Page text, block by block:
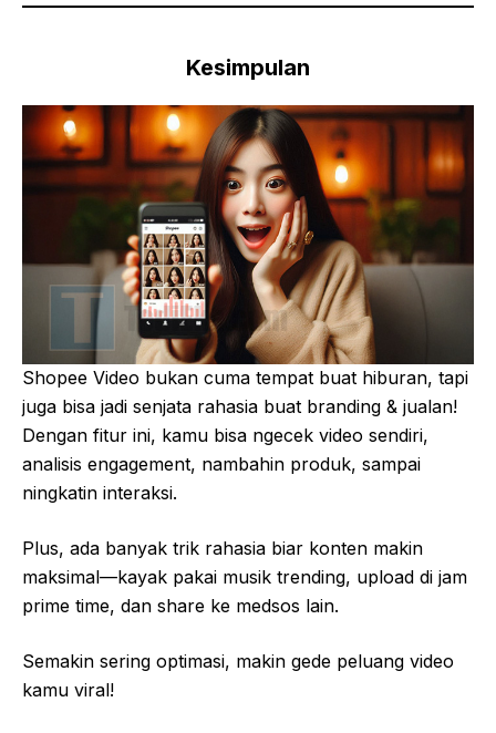
Kesimpulan
Shopee Video bukan cuma tempat buat hiburan, tapi
juga bisa jadi senjata rahasia buat branding & jualan!
Dengan fitur ini, kamu bisa ngecek video sendiri,
analisis engagement, nambahin produk, sampai
ningkatin interaksi.
Plus, ada banyak trik rahasia biar konten makin
maksimal—kayak pakai musik trending, upload di jam
prime time, dan share ke medsos lain.
Semakin sering optimasi, makin gede peluang video
kamu viral!